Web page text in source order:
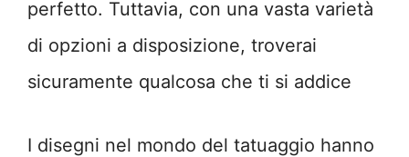
perfetto. Tuttavia, con una vasta varietà
di opzioni a disposizione, troverai
sicuramente qualcosa che ti si addice
I disegni nel mondo del tatuaggio hanno